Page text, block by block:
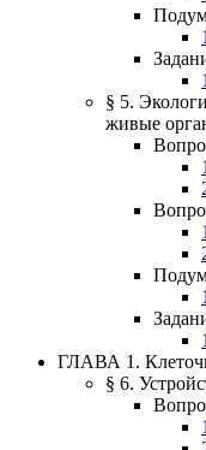
1
1
§ 5.
живые
1
1
1
1
ГЛАВА 1.
§ 6.
1